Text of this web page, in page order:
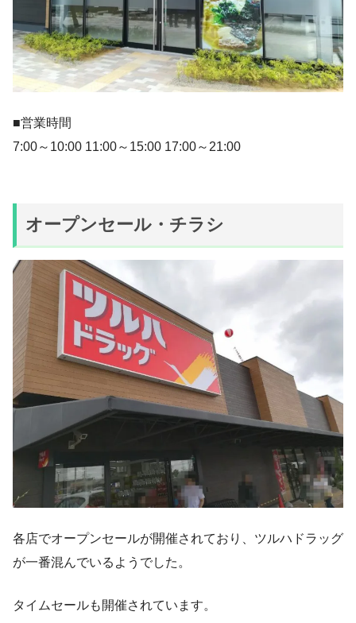
■営業時間
7:00～10:00 11:00～15:00 17:00～21:00
オープンセール・チラシ
各店でオープンセールが開催されており、ツルハドラッグ
が一番混んでいるようでした。
タイムセールも開催されています。